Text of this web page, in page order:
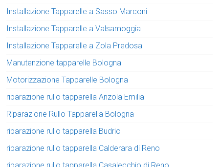
Installazione Tapparelle a Sasso Marconi
Installazione Tapparelle a Valsamoggia
Installazione Tapparelle a Zola Predosa
Manutenzione tapparelle Bologna
Motorizzazione Tapparelle Bologna
riparazione rullo tapparella Anzola Emilia
Riparazione Rullo Tapparella Bologna
riparazione rullo tapparella Budrio
riparazione rullo tapparella Calderara di Reno
riparazione rullo tapparella Casalecchio di Reno